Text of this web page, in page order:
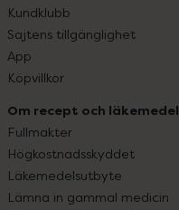
Kundklubb
Sajtens tillgänglighet
App
Köpvillkor
Om recept och läkemedel
Fullmakter
Högkostnadsskyddet
Läkemedelsutbyte
Lämna in gammal medicin